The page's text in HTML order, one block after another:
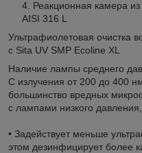
Реакционная камера из
AISI 316 L
Ультрафиолетовая очистка
с Sita UV SMP Ecoline XL
Наличие лампы среднего
С излучения от 200 до 400
большинство вредных
с лампами низкого
• Задействует меньше
этом дезинфицирует более